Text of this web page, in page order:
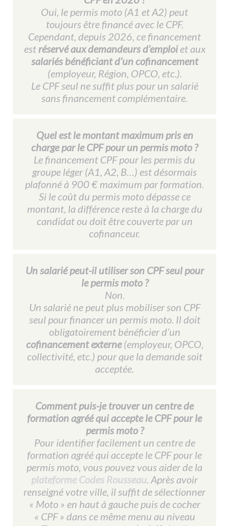
Oui, le permis moto (A1 et A2) peut
toujours être financé avec le CPF.
Cependant, depuis 2026, ce financement
est réservé aux demandeurs d’emploiet aux
salariés bénéficiant d’un cofinancement
(employeur, Région, OPCO, etc.).
Le CPF seul ne suffit plus pour un salarié
sans financement complémentaire.
Quel est le montant maximum pris en
charge par le CPF pour un permis moto ?​
Le financement CPF pour les permis du
groupe léger (A1, A2, B…) est désormais
plafonné à 900 € maximum par formation.
Si le coût du permis moto dépasse ce
montant, la différence reste à la charge du
candidat ou doit être couverte par un
cofinanceur.
Un salarié peut-il utiliser son CPF seul pour
le permis moto ?​
Non.
Un salarié ne peut plus mobiliser son CPF
seul pour financer un permis moto. Il doit
obligatoirement bénéficier d’un
cofinancement externe(employeur, OPCO,
collectivité, etc.) pour que la demande soit
acceptée.
Comment puis-je trouver un centre de
formation agréé qui accepte le CPF pour le
permis moto ?
Pour identifier facilement un centre de
formation agréé qui accepte le CPF pour le
permis moto, vous pouvez vous aider de la
plateforme Codes Rousseau. Après avoir
renseigné votre ville, il suffit de sélectionner
« Moto » en haut à gauche puis de cocher
« CPF » dans ce même menu au niveau